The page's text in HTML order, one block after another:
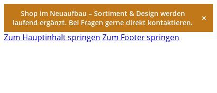
Shop im Neuaufbau – Sortiment & Design werden
laufend ergänzt. Bei Fragen gerne direkt kontaktieren.
×
Zum Hauptinhalt springen Zum Footer springen